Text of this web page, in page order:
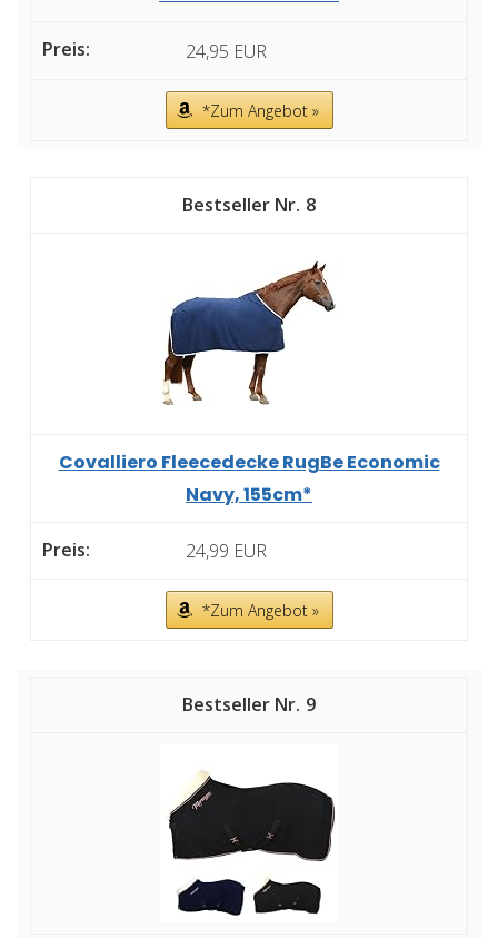
24,95 EUR
*Zum Angebot »
8
Covalliero Fleecedecke RugBe Economic
Navy, 155cm*
24,99 EUR
*Zum Angebot »
9